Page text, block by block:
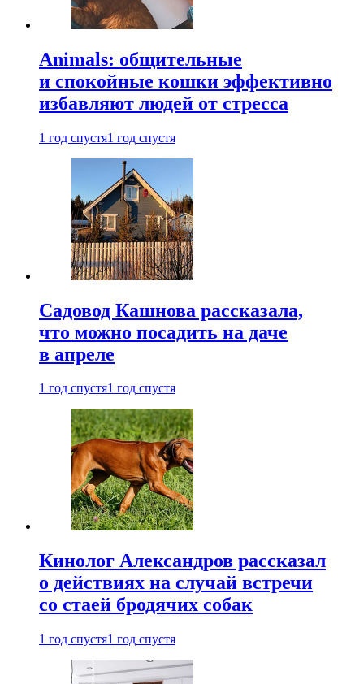
Animals: общительные
и спокойные кошки эффективно
избавляют людей от стресса
1 год спустя1 год спустя
Садовод Кашнова рассказала,
что можно посадить на даче
в апреле
1 год спустя1 год спустя
Кинолог Александров рассказал
о действиях на случай встречи
со стаей бродячих собак
1 год спустя1 год спустя